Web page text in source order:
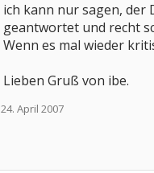
ich kann nur sagen, der
geantwortet und recht
Wenn es mal wieder
Lieben Gruß von ibe.
24. April 2007